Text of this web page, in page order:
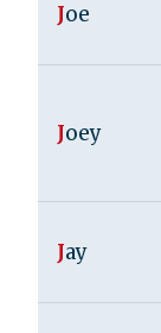
Joe
Joey
Jay